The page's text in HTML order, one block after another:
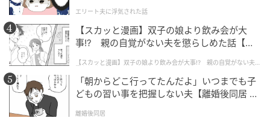
エリート夫に浮気された話
【スカッと漫画】双子の娘より飲み会が大
事!? 親の自覚がない夫を懲らしめた話【第1
【スカッと漫画】双子の娘より飲み会が大事!? 親の自覚がない夫を
懲らしめた話
「朝からどこ行ってたんだよ」いつまでも子
どもの習い事を把握しない夫【離婚後同居 Vo
離婚後同居